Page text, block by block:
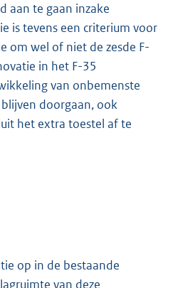
aan te gaan inzake
is tevens een criterium voor
om wel of niet de zesde F-
in het F-35
van onbemenste
doorgaan, ook
het extra toestel af te
op in de bestaande
van deze